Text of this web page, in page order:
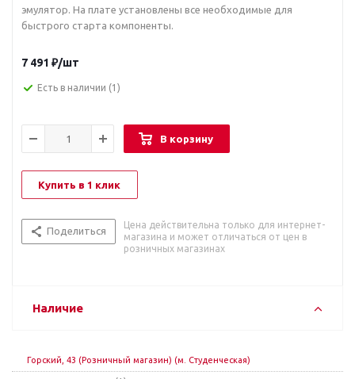
эмулятор. На плате установлены все необходимые для
быстрого старта компоненты.
7 491 ₽/шт
Есть в наличии (1)
В корзину
Купить в 1 клик
Поделиться
Цена действительна только для интернет-
магазина и может отличаться от цен в
розничных магазинах
Наличие
Горский, 43 (Розничный магазин) (м. Студенческая)